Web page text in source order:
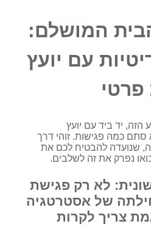
המושלם:
עם יועץ
הזה, יד ביד עם יועץ
כמה פגישות. זוהי דרך
שנועדה להבטיח לכם את
נפרק את זה לשלבים.
לא רק פגישת
של אסטרטגיה
צריך לקרות